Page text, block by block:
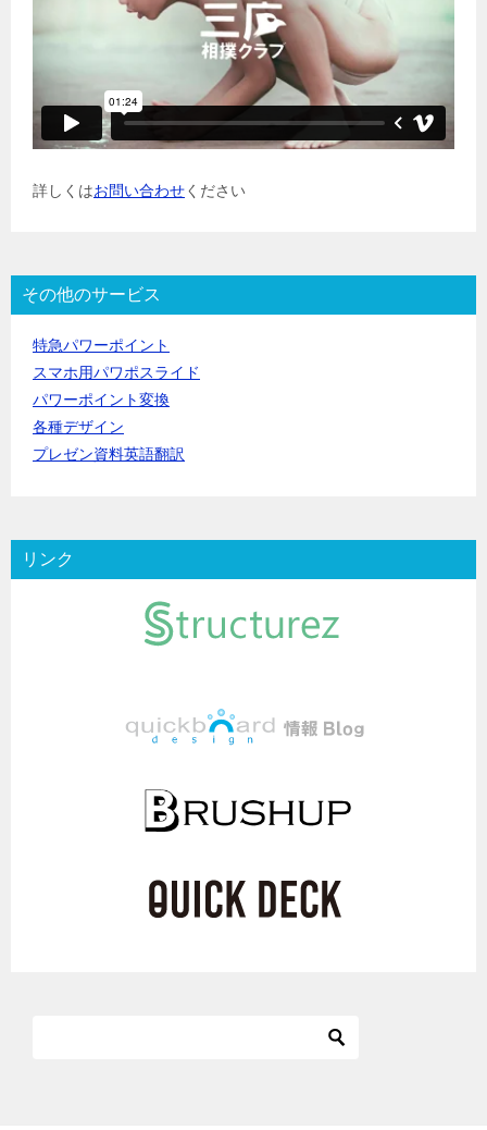
詳しくはお問い合わせください
その他のサービス
特急パワーポイント
スマホ用パワポスライド
パワーポイント変換
各種デザイン
プレゼン資料英語翻訳
リンク